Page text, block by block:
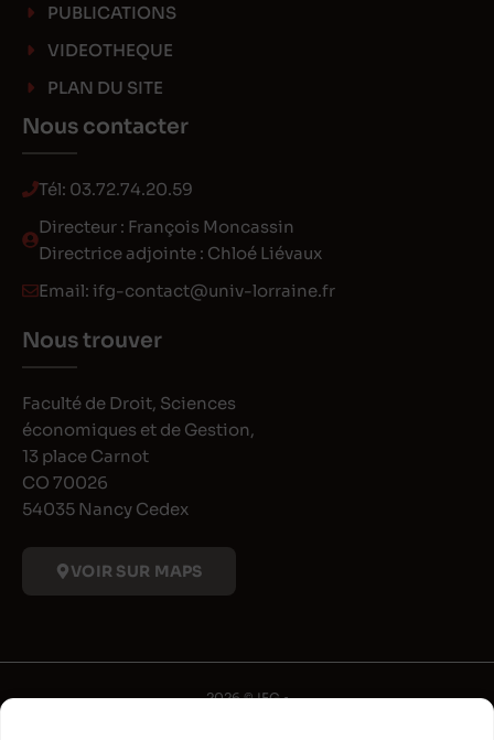
PUBLICATIONS
VIDEOTHEQUE
PLAN DU SITE
Nous contacter
Tél: 03.72.74.20.59
Directeur : François Moncassin
Directrice adjointe : Chloé Liévaux
Email: ifg-contact@univ-lorraine.fr
Nous trouver
Faculté de Droit, Sciences
économiques et de Gestion,
13 place Carnot
CO 70026
54035 Nancy Cedex
VOIR SUR MAPS
2026 © IFG •